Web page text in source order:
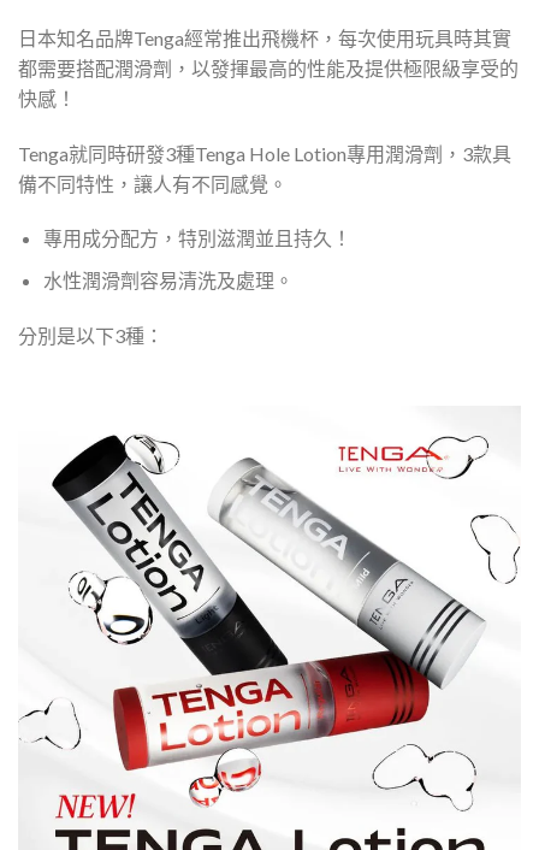
日本知名品牌Tenga經常推出飛機杯，每次使用玩具時其實
都需要搭配潤滑劑，以發揮最高的性能及提供極限級享受的
快感！
Tenga就同時研發3種Tenga Hole Lotion專用潤滑劑，3款具
備不同特性，讓人有不同感覺。
專用成分配方，特別滋潤並且持久！
水性潤滑劑容易清洗及處理。
分別是以下3種：